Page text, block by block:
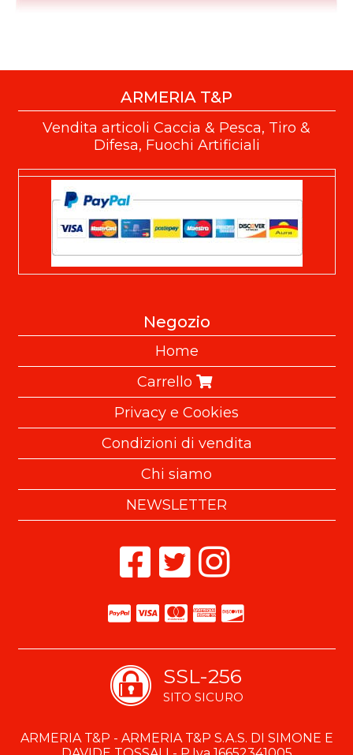
ARMERIA T&P
Vendita articoli Caccia & Pesca, Tiro &
Difesa, Fuochi Artificiali
Negozio
Home
Carrello
Privacy e Cookies
Condizioni di vendita
Chi siamo
NEWSLETTER
SSL-256
SITO SICURO
ARMERIA T&P - ARMERIA T&P S.A.S. DI SIMONE E